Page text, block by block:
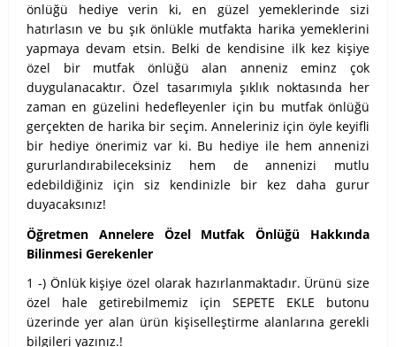
önlüğü hediye verin ki, en güzel yemeklerinde sizi
hatırlasın ve bu şık önlükle mutfakta harika yemeklerini
yapmaya devam etsin. Belki de kendisine ilk kez kişiye
özel bir mutfak önlüğü alan anneniz eminz çok
duygulanacaktır. Özel tasarımıyla şıklık noktasında her
zaman en güzelini hedefleyenler için bu mutfak önlüğü
gerçekten de harika bir seçim. Anneleriniz için öyle keyifli
bir hediye önerimiz var ki. Bu hediye ile hem annenizi
gururlandırabileceksiniz hem de annenizi mutlu
edebildiğiniz için siz kendinizle bir kez daha gurur
duyacaksınız!
Öğretmen Annelere Özel Mutfak Önlüğü Hakkında
Bilinmesi Gerekenler
1 -) Önlük kişiye özel olarak hazırlanmaktadır. Ürünü size
özel hale getirebilmemiz için SEPETE EKLE butonu
üzerinde yer alan ürün kişiselleştirme alanlarına gerekli
bilgileri yazınız.!